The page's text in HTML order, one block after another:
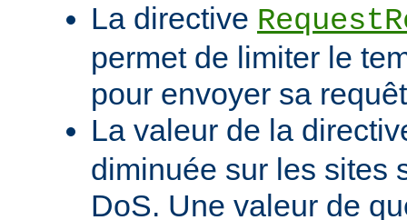
La directive
permet de limiter le
pour envoyer sa
La valeur de la
diminuée sur les sites
DoS. Une valeur de